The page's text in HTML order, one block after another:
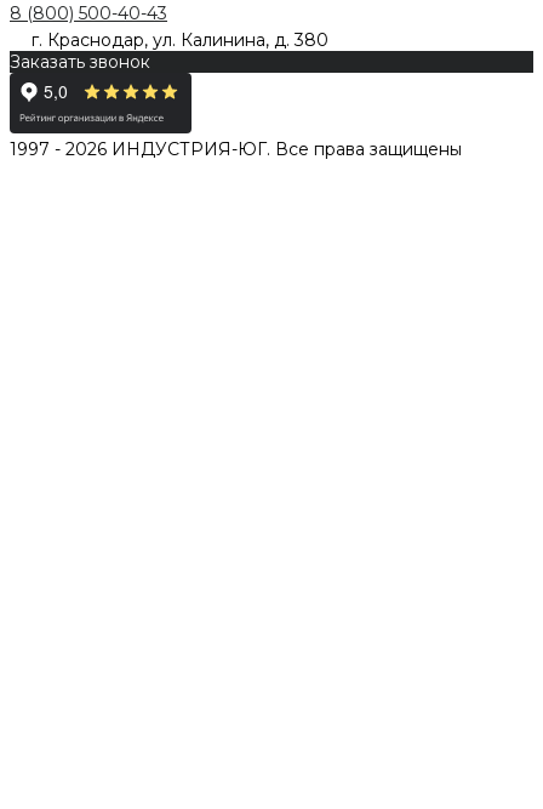
8 (800) 500-40-43
г. Краснодар, ул. Калинина, д. 380
Заказать звонок
1997 - 2026 ИНДУСТРИЯ-ЮГ. Все права защищены